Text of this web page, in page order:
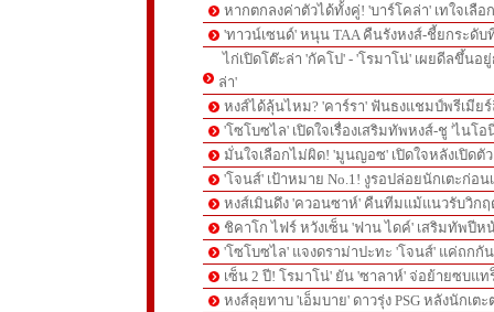
หากตกลงค่าตัวได้ทั้งคู่! 'บาร์โคล่า' เทใจเลือ
'ทาวน์เซนด์' หนุน TAA คืนรังหงส์-ชี้ยกระดั
ไก่เปิดโต๊ะล่า 'กัคโป' - 'โรมาโน่' เผยดีลขึ้นอ
ล่า'
หงส์ได้ลุ้นไหม? 'คาร์รา' ฟันธงแชมป์พรีเมีย
'โซโบซไล' เปิดใจเรื่องเสริมทัพหงส์-ชู 'ไนโ
มั่นใจเลือกไม่ผิด! 'มูนญอซ' เปิดใจหลังเปิดตั
'โจนส์' เป้าหมาย No.1! งูรอปล่อยนักเตะก่อ
หงส์เมินดึง 'ควอนซาห์' คืนทีมแม้แนวรับวิก
ชิคาโก ไฟร์ หวังเซ็น 'ฟาน ไดค์' เสริมทัพปีห
'โซโบซไล' แจงดราม่าปะทะ 'โจนส์' แค่ถกกั
เซ็น 2 ปี! โรมาโน่' ยัน 'ซาลาห์' จ่อย้ายซบแ
หงส์ลุยทาบ 'เอ็มบาย' ดาวรุ่ง PSG หลังนักเต